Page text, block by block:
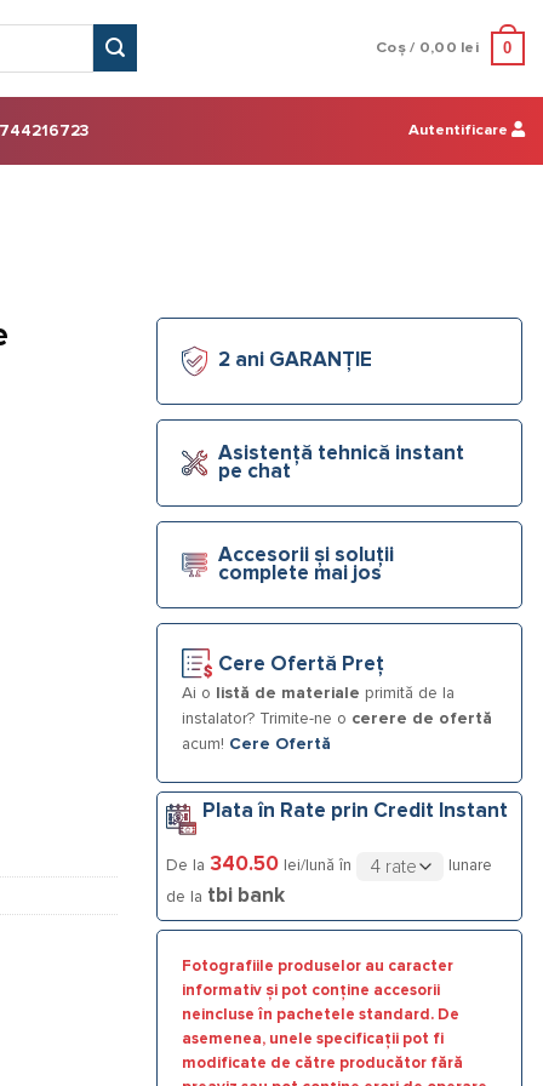
Coș / 0,00 lei 0
Autentificare
- 8 cai
2 ani GARANȚIE
Asistență tehnică instant
pe chat
Accesorii și soluții
complete mai jos
Cere Ofertă Preț
Ai o listă de materiale primită de la
instalator? Trimite-ne o cerere de ofertă
acum! Cere Ofertă
Plata în Rate prin Credit Instant
De la 340.50 lei/lună în
lunare
de la tbi bank
Fotografiile produselor au caracter
informativ și pot conține accesorii
neincluse în pachetele standard. De
asemenea, unele specificații pot fi
modificate de către producător fără